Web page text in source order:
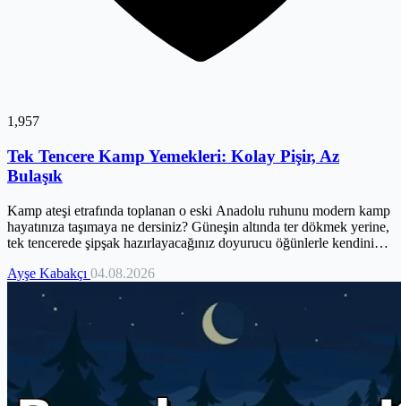
1,957
Tek Tencere Kamp Yemekleri: Kolay Pişir, Az
Bulaşık
Kamp ateşi etrafında toplanan o eski Anadolu ruhunu modern kamp
hayatınıza taşımaya ne dersiniz? Güneşin altında ter dökmek yerine,
tek tencerede şipşak hazırlayacağınız doyurucu öğünlerle kendinizi
izlemeye ve rüzgarın fısıltılarını dinlemeye daha çok zaman ayırın.
Bu rehberde size sadece tarifler değil, kamp mutfağında tek kapla
nasıl uzmanlaşacağınızı, pratik ipuçlarını ve anneanne tüyolarını da
sunuyoruz. Minimum eşyayla maksimum keyfe ulaşmak için doğru
Ayşe Kabakçı 04.08.2026